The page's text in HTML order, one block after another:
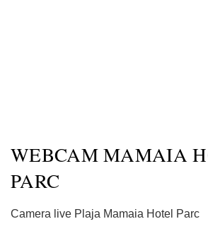
WEBCAM MAMAIA
PARC
Camera live Plaja Mamaia Hotel Parc